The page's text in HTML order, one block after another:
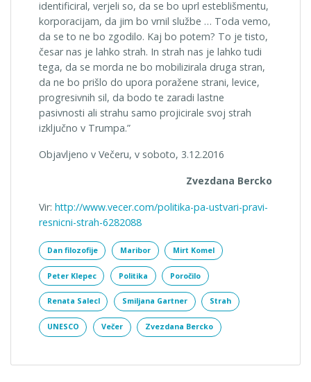
identificiral, verjeli so, da se bo uprl esteblišmentu,
korporacijam, da jim bo vrnil službe … Toda vemo,
da se to ne bo zgodilo. Kaj bo potem? To je tisto,
česar nas je lahko strah. In strah nas je lahko tudi
tega, da se morda ne bo mobilizirala druga stran,
da ne bo prišlo do upora poražene strani, levice,
progresivnih sil, da bodo te zaradi lastne
pasivnosti ali strahu samo projicirale svoj strah
izključno v Trumpa.”
Objavljeno v Večeru, v soboto, 3.12.2016
Zvezdana Bercko
Vir: http://www.vecer.com/politika-pa-ustvari-pravi-
resnicni-strah-6282088
Dan filozofije Maribor Mirt Komel
Peter Klepec Politika Poročilo
Renata Salecl Smiljana Gartner Strah
UNESCO Večer Zvezdana Bercko